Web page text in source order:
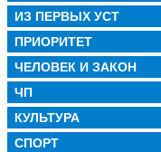
ИЗ ПЕРВЫХ УСТ
ПРИОРИТЕТ
ЧЕЛОВЕК И ЗАКОН
ЧП
КУЛЬТУРА
СПОРТ